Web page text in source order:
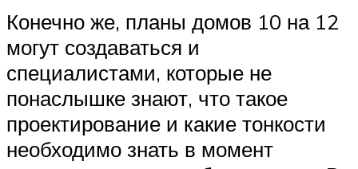
Конечно же, планы домов 10 на 12
могут создаваться и
специалистами, которые не
понаслышке знают, что такое
проектирование и какие тонкости
необходимо знать в момент